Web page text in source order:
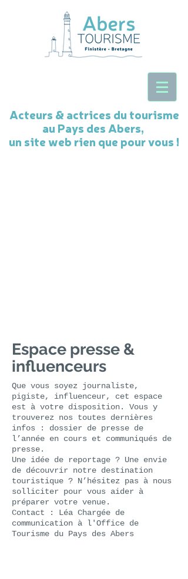
Acteurs & actrices du tourisme
au Pays des Abers,
un site web rien que pour vous !
Espace presse &
influenceurs
Que vous soyez journaliste,
pigiste, influenceur, cet espace
est à votre disposition. Vous y
trouverez nos toutes dernières
infos : dossier de presse de
l’année en cours et communiqués de
presse.
Une idée de reportage ? Une envie
de découvrir notre destination
touristique ? N’hésitez pas à nous
solliciter pour vous aider à
préparer votre venue.
Contact : Léa Chargée de
communication à l'Office de
Tourisme du Pays des Abers